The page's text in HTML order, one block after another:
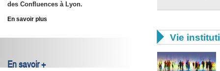
des Confluences à Lyon.
En savoir plus
En savoir +
 Vie